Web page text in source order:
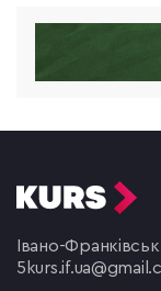
Івано-
5